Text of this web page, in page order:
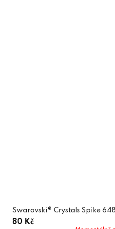
Swarovski® Crystals Spike
80 Kč